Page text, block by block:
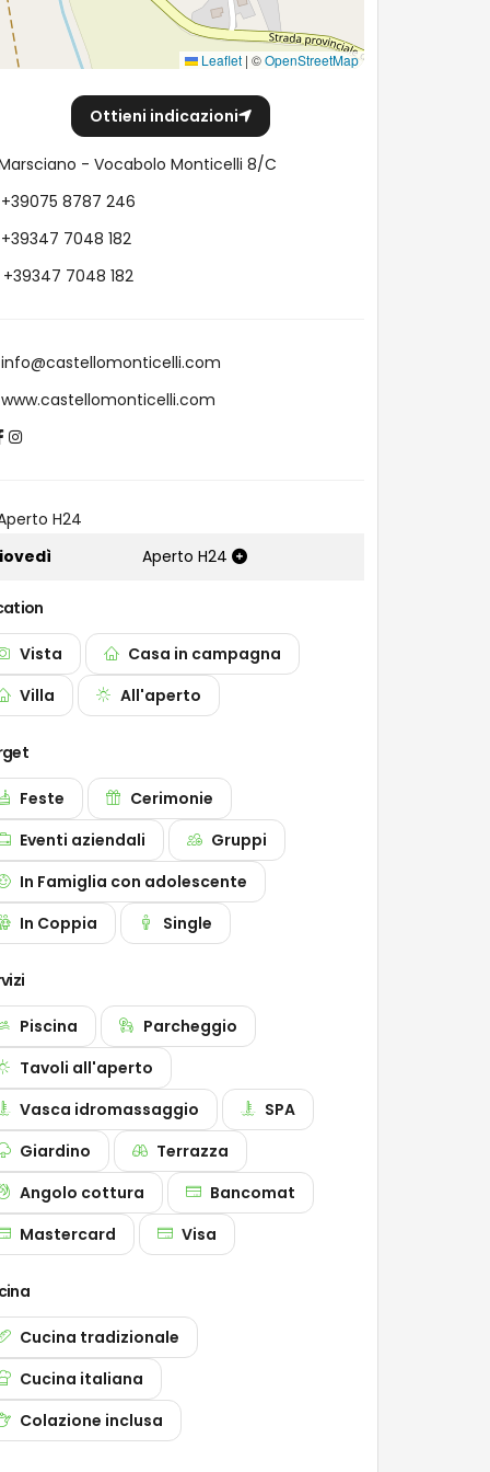
Leaflet | ©OpenStreetMap
Ottieni indicazioni
- Vocabolo Monticelli 8/C
+39075 8787 246
+39347 7048 182
+39347 7048 182
info@castellomonticelli.com
www.castellomonticelli.com
H24
Aperto H24
Vista
Casa in campagna
Villa
All'aperto
Feste
Cerimonie
Eventi aziendali
Gruppi
In Famiglia con adolescente
In Coppia
Single
Piscina
Parcheggio
Tavoli all'aperto
Vasca idromassaggio
SPA
Giardino
Terrazza
Angolo cottura
Bancomat
Mastercard
Visa
Cucina tradizionale
Cucina italiana
Colazione inclusa